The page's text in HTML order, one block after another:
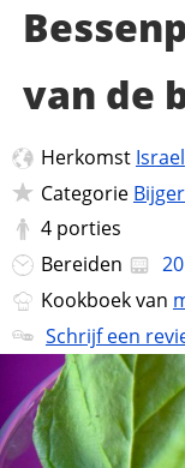
van de
Herkomst Israel
Categorie
4 porties
Bereiden
Kookboek van
Schrijf een